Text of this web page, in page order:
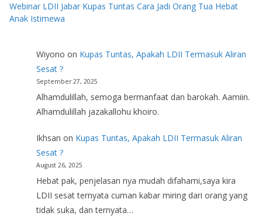
Webinar LDII Jabar Kupas Tuntas Cara Jadi Orang Tua Hebat
Anak Istimewa
Wiyono on Kupas Tuntas, Apakah LDII Termasuk Aliran
Sesat ?
September 27, 2025
Alhamdulillah, semoga bermanfaat dan barokah. Aamiin.
Alhamdulillah jazakallohu khoiro.
Ikhsan on Kupas Tuntas, Apakah LDII Termasuk Aliran
Sesat ?
August 26, 2025
Hebat pak, penjelasan nya mudah difahami,saya kira
LDII sesat ternyata cuman kabar miring dari orang yang
tidak suka, dan ternyata…